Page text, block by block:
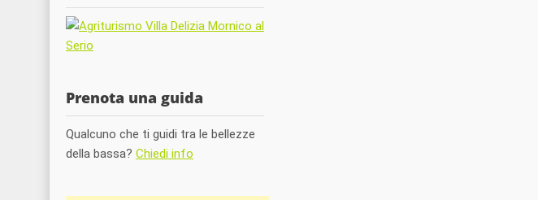
Prenota una guida
Qualcuno che ti guidi tra le bellezze
della bassa? Chiedi info